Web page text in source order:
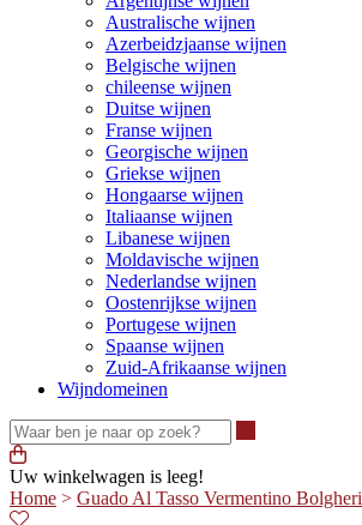
Australische wijnen
Azerbeidzjaanse wijnen
Belgische wijnen
chileense wijnen
Duitse wijnen
Franse wijnen
Georgische wijnen
Griekse wijnen
Hongaarse wijnen
Italiaanse wijnen
Libanese wijnen
Moldavische wijnen
Nederlandse wijnen
Oostenrijkse wijnen
Portugese wijnen
Spaanse wijnen
Zuid-Afrikaanse wijnen
Wijndomeinen
Uw winkelwagen is leeg!
Home > Guado Al Tasso Vermentino Bolgheri